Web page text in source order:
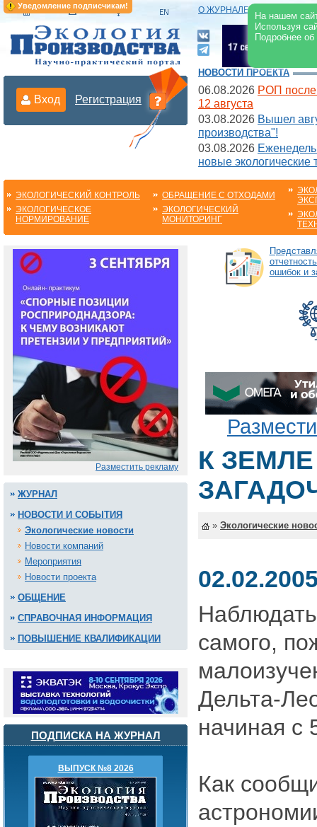
Уведомление подписчикам!
На нашем
Используя
Подробнее
О ЖУРНАЛЕ |
Вход Регистрация
НОВОСТИ ПРОЕКТА
06.08.2026 РОП после
12 августа
03.08.2026 Вышел
производства"!
03.08.2026
новые экологические
ЭКОЛОГИЧЕСКИЙ КОНТРОЛЬ
ЭКОЛОГИЧЕСКОЕ
НОРМИРОВАНИЕ
ОБРАЩЕНИЕ С ОТХОДАМИ
ЭКОЛОГИЧЕСКИЙ
МОНИТОРИНГ
Разместить рекламу
ЖУРНАЛ
НОВОСТИ И СОБЫТИЯ
Экологические новости
Новости компаний
Мероприятия
Новости проекта
ОБЩЕНИЕ
СПРАВОЧНАЯ ИНФОРМАЦИЯ
ПОВЫШЕНИЕ КВАЛИФИКАЦИИ
ПОДПИСКА НА ЖУРНАЛ
ВЫПУСК №8 2026
ошибок и
К
» Экологические
самого,
Дельта-
начиная с
Как